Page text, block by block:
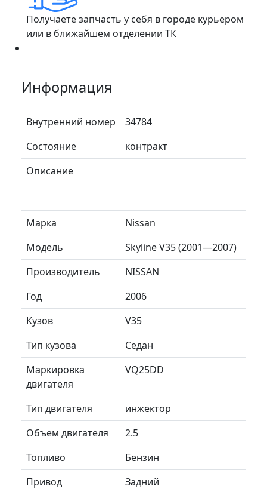
Получаете запчасть у себя в городе курьером
или в ближайшем отделении ТК
Информация
Внутренний номер
34784
Состояние
контракт
Описание
Марка
Nissan
Модель
Skyline V35 (2001—2007)
Производитель
NISSAN
Год
2006
Кузов
V35
Тип кузова
Седан
Маркировка
двигателя
VQ25DD
Тип двигателя
инжектор
Объем двигателя
2.5
Топливо
Бензин
Привод
Задний